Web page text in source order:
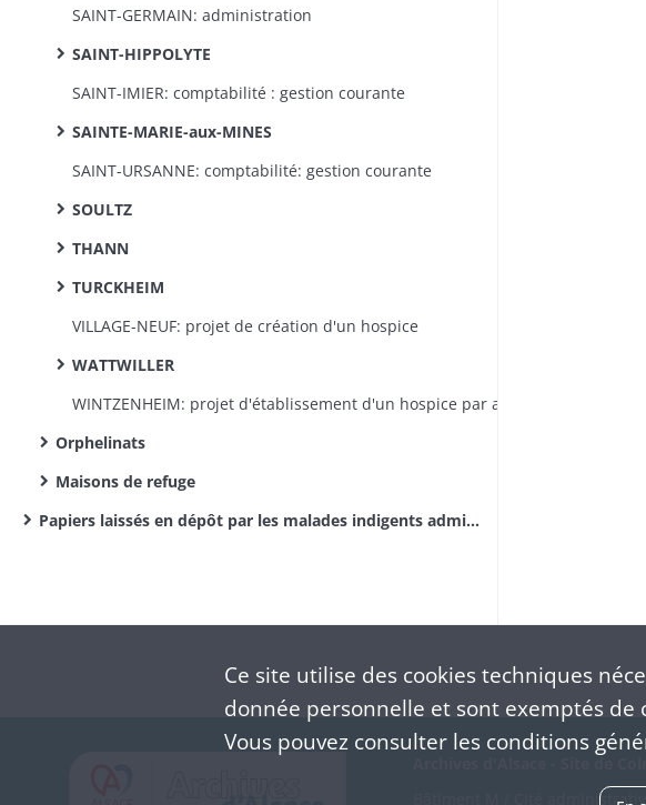
SAINT-GERMAIN: administration
SAINT-HIPPOLYTE
SAINT-IMIER: comptabilité : gestion courante
SAINTE-MARIE-aux-MINES
SAINT-URSANNE: comptabilité: gestion courante
SOULTZ
THANN
TURCKHEIM
VILLAGE-NEUF: projet de création d'un hospice
WATTWILLER
Orphelinats
Maisons de refuge
Papiers laissés en dépôt par les malades indigents admis à l’hôpital de Colmar
Bâtiment M / Cité
Ce site utilise des cookiestechniques
donnée personnelle et sont exemptés
Vous pouvez consulter les conditions